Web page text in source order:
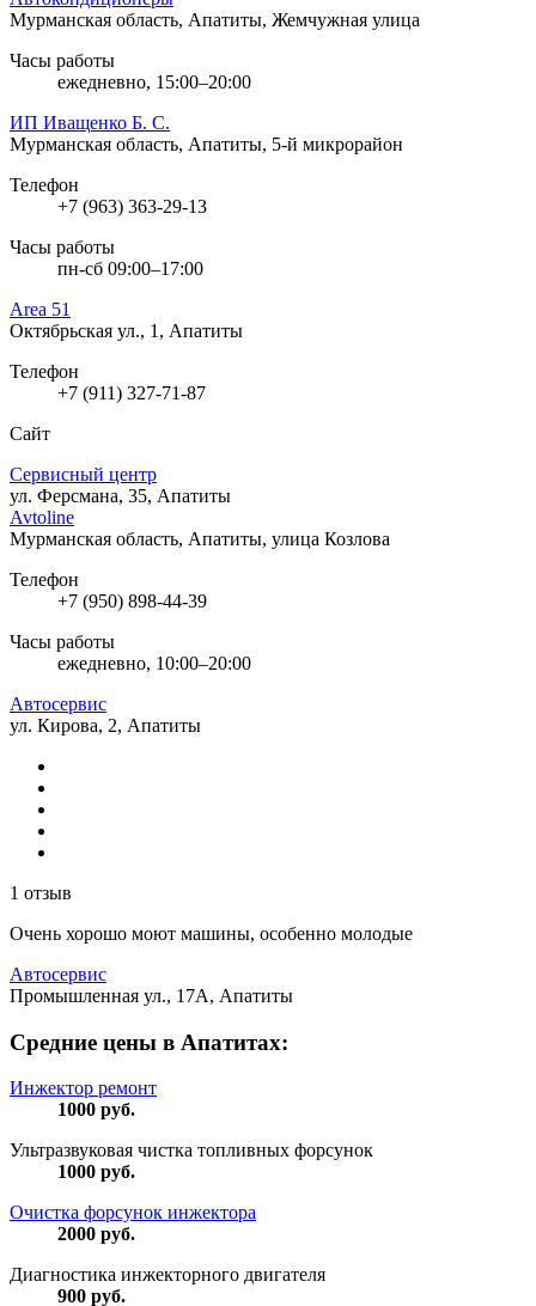
Мурманская область, Апатиты, Жемчужная улица
Часы работы
ежедневно, 15:00–20:00
ИП Иващенко Б. С.
Мурманская область, Апатиты, 5-й микрорайон
Телефон
+7 (963) 363-29-13
Часы работы
пн-сб 09:00–17:00
Area 51
Октябрьская ул., 1, Апатиты
Телефон
+7 (911) 327-71-87
Сайт
Сервисный центр
ул. Ферсмана, 35, Апатиты
Avtoline
Мурманская область, Апатиты, улица Козлова
Телефон
+7 (950) 898-44-39
Часы работы
ежедневно, 10:00–20:00
Автосервис
ул. Кирова, 2, Апатиты
1 отзыв
Очень хорошо моют машины, особенно молодые
Автосервис
Промышленная ул., 17А, Апатиты
Средние цены в Апатитах:
Инжектор ремонт
1000 руб.
Ультразвуковая чистка топливных форсунок
1000 руб.
Очистка форсунок инжектора
2000 руб.
Диагностика инжекторного двигателя
900 руб.